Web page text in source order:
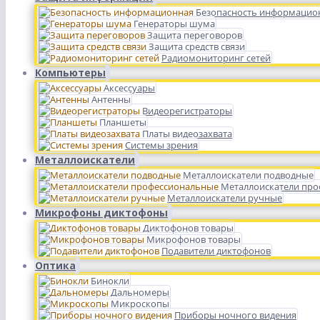
Безопасность
Генераторы шума
Защита переговоров
Защита средств связи
Радиомониторинг сетей
Компьютеры
Аксессуары
Антенны
Видеорегистраторы
Планшеты
Платы видеозахвата
Системы зрения
Металлоискатели
Металлоискатели подводные
Металлоискатели
Металлоискатели ручные
Микрофоны диктофоны
Диктофонов товары
Микрофонов товары
Подавители диктофонов
Оптика
Бинокли
Дальномеры
Микроскопы
Приборы ночного видения